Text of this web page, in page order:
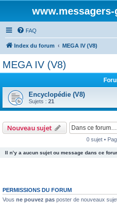
FAQ
Index du forum MEGA IV (V8)
MEGA IV (V8)
Encyclopédie (V8)
Sujets : 21
Nouveau sujet
0 sujet •
Il n’y a aucun sujet ou message dans ce
PERMISSIONS DU FORUM
Vous ne pouvez pas poster de nouveaux